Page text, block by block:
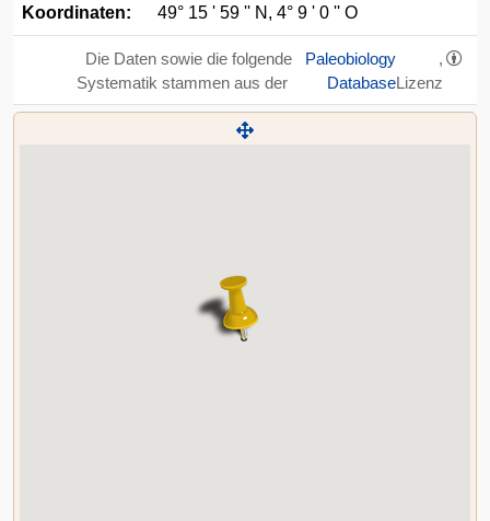
Koordinaten: 49° 15 ' 59 '' N, 4° 9 ' 0 '' O
Die Daten sowie die folgende
Systematik stammen aus der
Paleobiology
Database
,
Lizenz